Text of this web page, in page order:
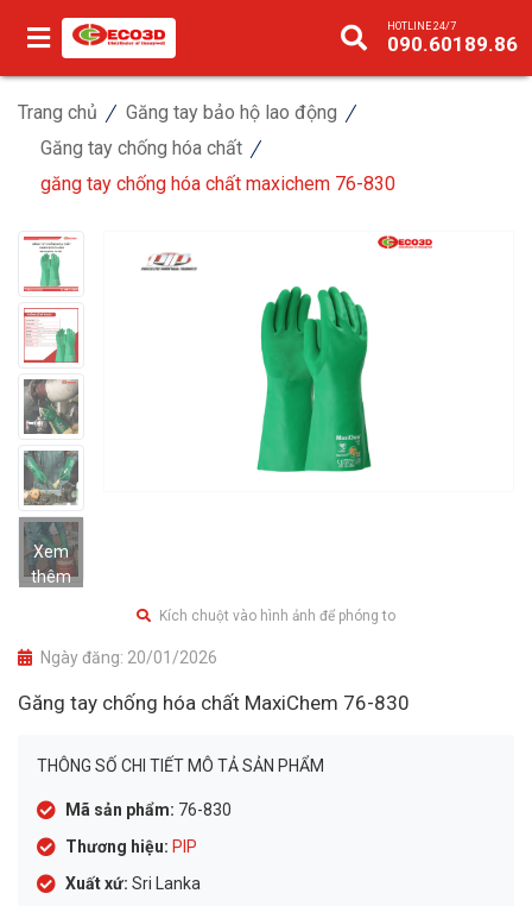
HOTLINE 24/7
090.60189.86
Trang chủ
Găng tay bảo hộ lao động
Găng tay chống hóa chất
găng tay chống hóa chất maxichem 76-830
Xem
thêm
Kích chuột vào hình ảnh để phóng to
Ngày đăng: 20/01/2026
Găng tay chống hóa chất MaxiChem 76-830
THÔNG SỐ CHI TIẾT MÔ TẢ SẢN PHẨM
Mã sản phẩm: 76-830
Thương hiệu: PIP
Xuất xứ: Sri Lanka